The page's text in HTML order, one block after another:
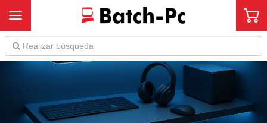
Toggle navigation